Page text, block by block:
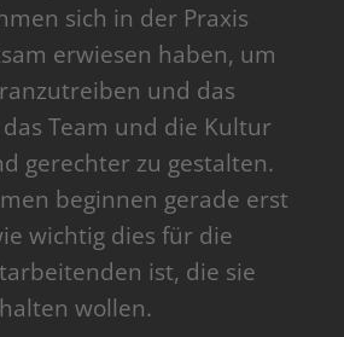
sich in der Praxis
erwiesen haben, um
und das
Team und die Kultur
gerechter zu gestalten.
beginnen gerade erst
wichtig dies für die
ist, die sie
wollen.